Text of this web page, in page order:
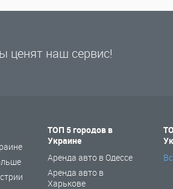
ценят наш сервис!
ТОП 5 городов в
Украине
Аренда авто в Одессе
Аренда авто в
Харькове